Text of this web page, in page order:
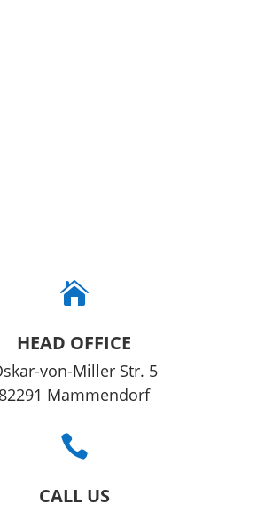

HEAD OFFICE
von-Miller Str. 5
82291 Mammendorf

CALL US